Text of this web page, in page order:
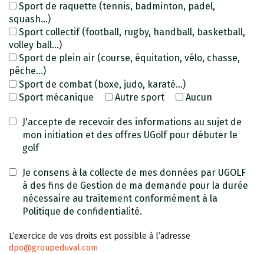
Sport de raquette (tennis, badminton, padel,
squash...)
Sport collectif (football, rugby, handball, basketball,
volley ball...)
Sport de plein air (course, équitation, vélo, chasse,
pêche...)
Sport de combat (boxe, judo, karaté...)
Sport mécanique
Autre sport Aucun
J'accepte de recevoir des informations au sujet de
mon initiation et des offres UGolf pour débuter le
golf
Je consens à la collecte de mes données par UGOLF
à des fins de Gestion de ma demande pour la durée
nécessaire au traitement conformément à la
Politique de confidentialité.
L’exercice de vos droits est possible à l’adresse
dpo@groupeduval.com